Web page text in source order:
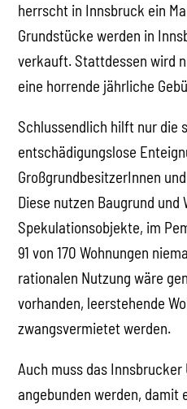
herrscht in Innsbruck ein
Grundstücke werden in
verkauft. Stattdessen wird
eine horrende jährliche
Schlussendlich hilft nur die
entschädigungslose
GroßgrundbesitzerInnen
Diese nutzen Baugrund
Spekulationsobjekte, im
91 von 170 Wohnungen
rationalen Nutzung wäre
vorhanden, leerstehende
zwangsvermietet werden.
Auch muss das
angebunden werden, damit